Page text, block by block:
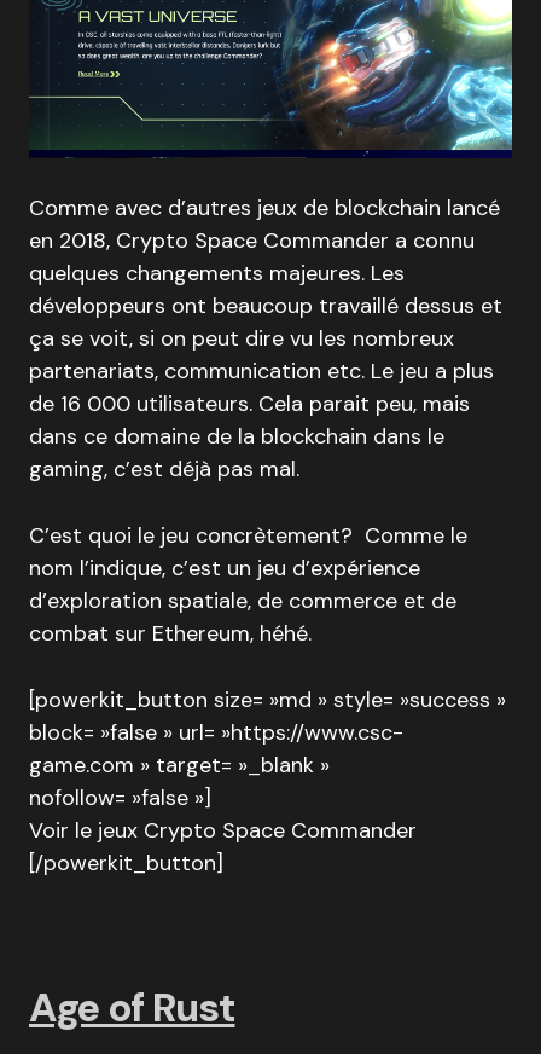
Comme avec d’autres jeux de blockchain lancé
en 2018, Crypto Space Commander a connu
quelques changements majeures. Les
développeurs ont beaucoup travaillé dessus et
ça se voit, si on peut dire vu les nombreux
partenariats, communication etc. Le jeu a plus
de 16 000 utilisateurs. Cela parait peu, mais
dans ce domaine de la blockchain dans le
gaming, c’est déjà pas mal.
C’est quoi le jeu concrètement? Comme le
nom l’indique, c’est un jeu d’expérience
d’exploration spatiale, de commerce et de
combat sur Ethereum, héhé.
[powerkit_button size= »md » style= »success »
block= »false » url= »https://www.csc-
game.com » target= »_blank »
nofollow= »false »]
Voir le jeux Crypto Space Commander
[/powerkit_button]
Age of Rust